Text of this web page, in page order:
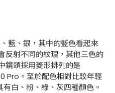
藍、銀，其中的藍色看起來
反射不同的紋理，其他三色的
鏡頭採用菱形排列的是
Pro。至於配色相對比較年輕
白、粉、綠、灰四種顏色。